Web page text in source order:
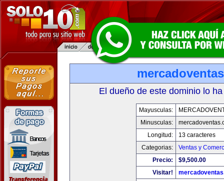
El dueño de este dominio lo
Mayusculas:
Minusculas:
Longitud:
13 caracteres
Categorias:
Ventas y
Precio:
$9,500.00
Visitar!